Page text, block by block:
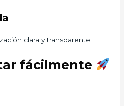
clara y transparente.
fácilmente